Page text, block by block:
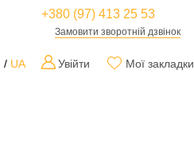
+380 (97) 413 25 53
Замовити зворотній дзвінок
UA Увійти Мої закладки